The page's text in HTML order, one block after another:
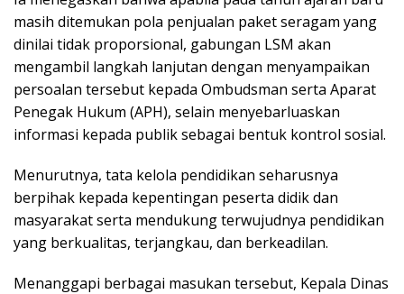
masih ditemukan pola penjualan paket seragam yang
dinilai tidak proporsional, gabungan LSM akan
mengambil langkah lanjutan dengan menyampaikan
persoalan tersebut kepada Ombudsman serta Aparat
Penegak Hukum (APH), selain menyebarluaskan
informasi kepada publik sebagai bentuk kontrol sosial.
Menurutnya, tata kelola pendidikan seharusnya
berpihak kepada kepentingan peserta didik dan
masyarakat serta mendukung terwujudnya pendidikan
yang berkualitas, terjangkau, dan berkeadilan.
Menanggapi berbagai masukan tersebut, Kepala Dinas